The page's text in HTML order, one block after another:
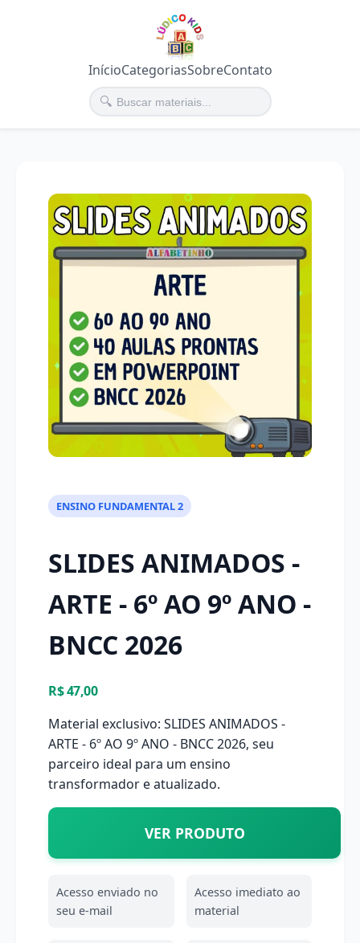
🔍
InícioCategoriasSobreContato
ENSINO FUNDAMENTAL 2
SLIDES ANIMADOS -
ARTE - 6º AO 9º ANO -
BNCC 2026
R$ 47,00
Material exclusivo: SLIDES ANIMADOS -
ARTE - 6º AO 9º ANO - BNCC 2026, seu
parceiro ideal para um ensino
transformador e atualizado.
VER PRODUTO
Acesso enviado no
seu e-mail
Acesso imediato ao
material